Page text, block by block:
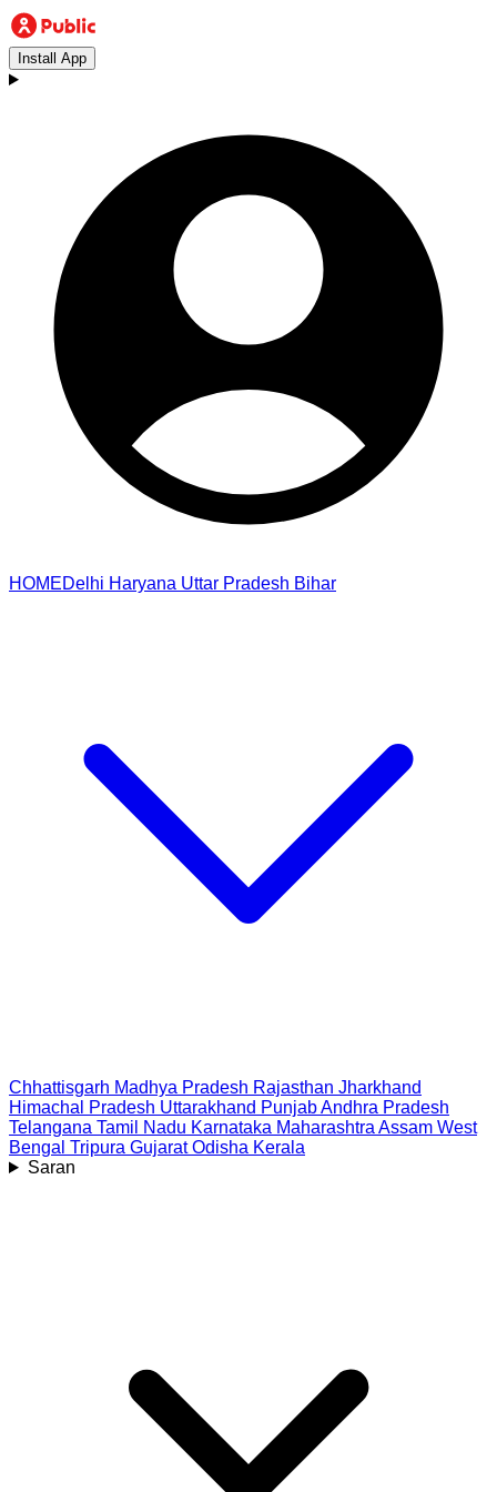
Install App
HOMEDelhi Haryana Uttar Pradesh Bihar
Chhattisgarh Madhya Pradesh Rajasthan Jharkhand
Himachal Pradesh Uttarakhand PunjabAndhra Pradesh
Telangana Tamil Nadu Karnataka Maharashtra Assam West
Bengal Tripura Gujarat Odisha Kerala
Saran